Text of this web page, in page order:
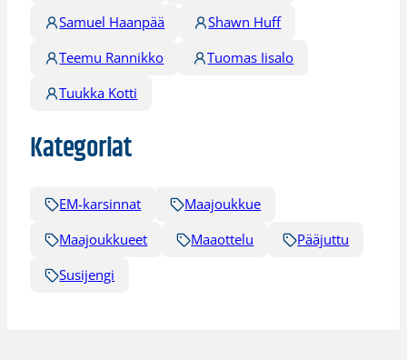
Samuel Haanpää
Shawn Huff
Teemu Rannikko
Tuomas Iisalo
Tuukka Kotti
Kategoriat
EM-karsinnat
Maajoukkue
Maajoukkueet
Maaottelu
Pääjuttu
Susijengi